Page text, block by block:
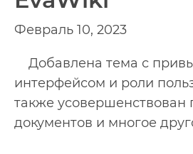
Февраль 10, 2023
Добавлена тема с
интерфейсом и роли
также усовершенствован
документов и многое